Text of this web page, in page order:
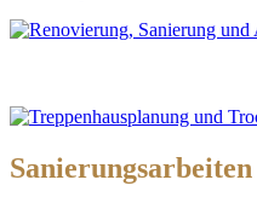
Sanierungsarbeiten